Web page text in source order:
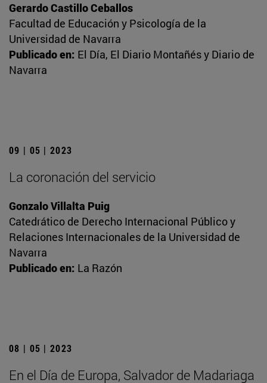
Gerardo Castillo Ceballos
Facultad de Educación y Psicología de la
Universidad de Navarra
Publicado en: El Día, El Diario Montañés y Diario de
Navarra
09 | 05 | 2023
La coronación del servicio
Gonzalo Villalta Puig
Catedrático de Derecho Internacional Público y
Relaciones Internacionales de la Universidad de
Navarra
Publicado en: La Razón
08 | 05 | 2023
En el Día de Europa, Salvador de Madariaga